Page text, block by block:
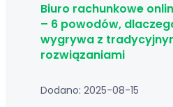
Biuro rachunkowe
– 6 powodów,
wygrywa z
rozwiązaniami
Dodano: 2025-08-15